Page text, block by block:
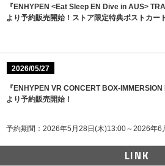
『ENHYPEN <Eat Sleep EN Dive in AUS>
より予約販売開始！ストア限定特典ポストカー
2026/05/27
『ENHYPEN VR CONCERT BOX-
より予約販売開始！
予約期間：2026年5月28日(木)13:00～2026年6
LINK